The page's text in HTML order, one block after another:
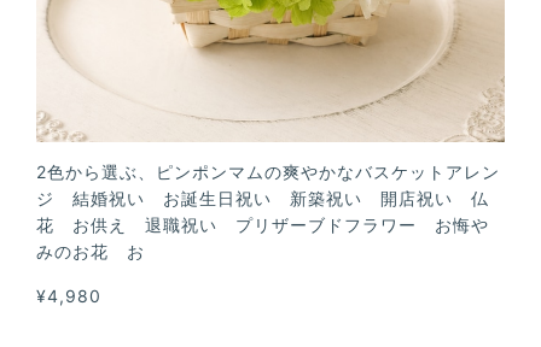
2色から選ぶ、ピンポンマムの爽やかなバスケットアレン
ジ 結婚祝い お誕生日祝い 新築祝い 開店祝い 仏
花 お供え 退職祝い プリザーブドフラワー お悔や
みのお花 お
¥4,980